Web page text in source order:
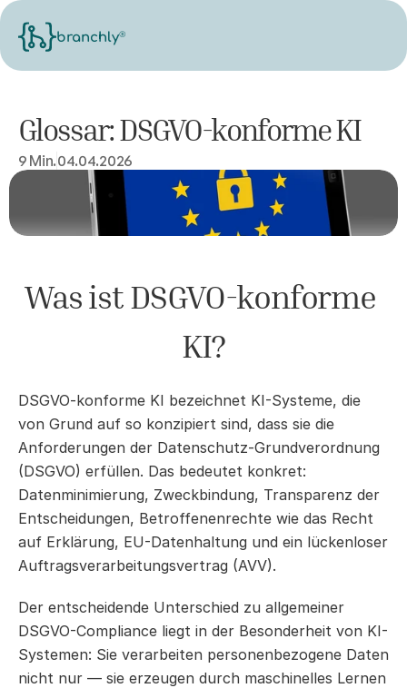
branchly®
Glossar: DSGVO-konforme KI
9 Min.04.04.2026
Was ist DSGVO-konforme
KI?
DSGVO-konforme KI bezeichnet KI-Systeme, die
von Grund auf so konzipiert sind, dass sie die
Anforderungen der Datenschutz-Grundverordnung
(DSGVO) erfüllen. Das bedeutet konkret:
Datenminimierung, Zweckbindung, Transparenz der
Entscheidungen, Betroffenenrechte wie das Recht
auf Erklärung, EU-Datenhaltung und ein lückenloser
Auftragsverarbeitungsvertrag (AVV).
Der entscheidende Unterschied zu allgemeiner
DSGVO-Compliance liegt in der Besonderheit von KI-
Systemen: Sie verarbeiten personenbezogene Daten
nicht nur — sie erzeugen durch maschinelles Lernen